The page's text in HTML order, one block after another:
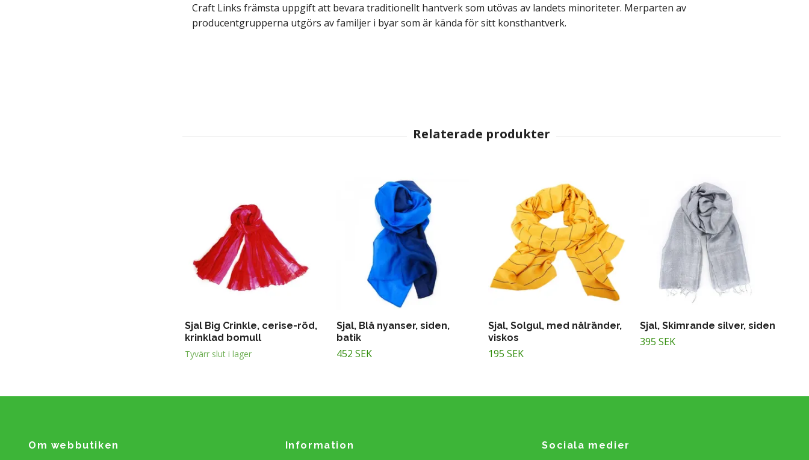
Craft Links främsta uppgift att bevara traditionellt hantverk som utövas av landets minoriteter. Merparten av
producentgrupperna utgörs av familjer i byar som är kända för sitt konsthantverk.
Sjal Big Crinkle, cerise-röd,
krinklad bomull
Tyvärr slut i lager
Sjal, Blå nyanser, siden,
batik
452 SEK
Sjal, Solgul, med nålränder,
viskos
195 SEK
Sjal, Skimrande silver, siden
395 SEK
Om webbutiken Information Sociala medier